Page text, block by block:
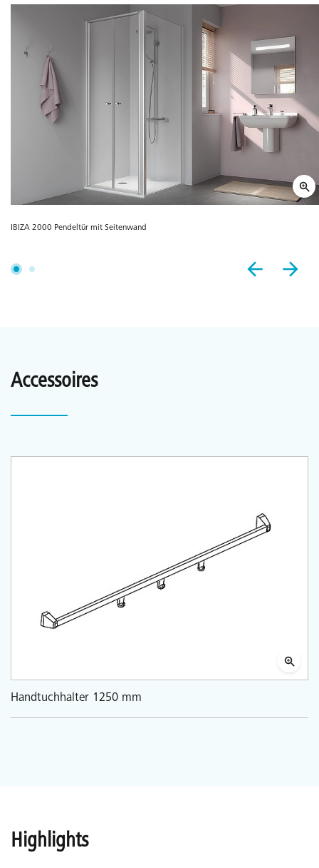
IBIZA 2000 Pendeltür mit Seitenwand
Accessoires
Handtuchhalter 1250 mm
Highlights